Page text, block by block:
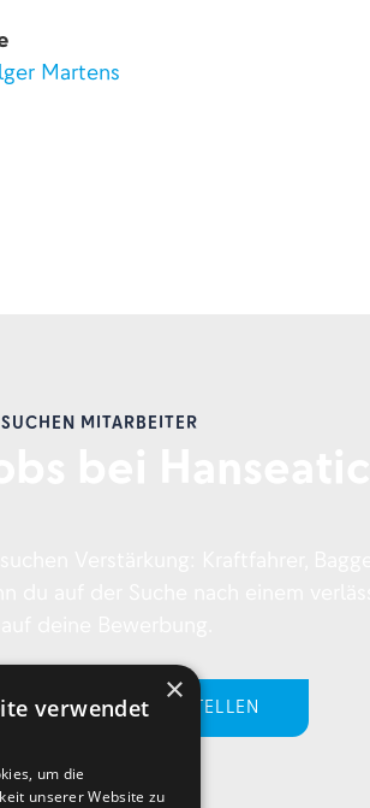
Martens
MITARBEITER
UNSERE OFFENEN STELLEN
×
verwendet
um die
unserer Website zu